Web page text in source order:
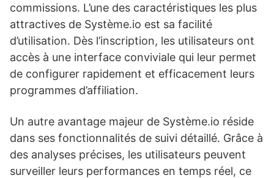
commissions. L’une des caractéristiques les plus
attractives de Système.io est sa facilité
d’utilisation. Dès l’inscription, les utilisateurs ont
accès à une interface conviviale qui leur permet
de configurer rapidement et efficacement leurs
programmes d’affiliation.
Un autre avantage majeur de Système.io réside
dans ses fonctionnalités de suivi détaillé. Grâce à
des analyses précises, les utilisateurs peuvent
surveiller leurs performances en temps réel, ce